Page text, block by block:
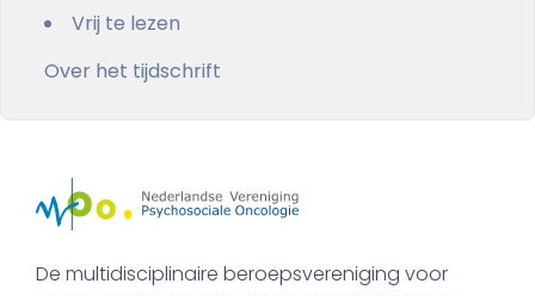
Vrij te lezen
Over het tijdschrift
De multidisciplinaire beroepsvereniging voor